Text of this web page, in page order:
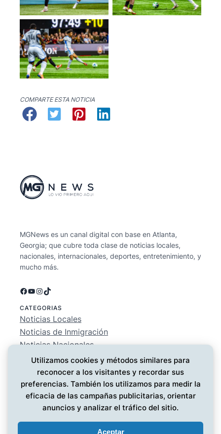
No Caption
COMPARTE ESTA NOTICIA
MGNews es un canal digital con base en Atlanta,
Georgia; que cubre toda clase de noticias locales,
nacionales, internacionales, deportes, entretenimiento, y
mucho más.
Facebook
YouTube
Instagram
TikTok
CATEGORIAS
Noticias Locales
Noticias de Inmigración
Noticias Nacionales
Deportes
Entretenimiento
EMPRESA
Conócenos
Política de Privacidad
Utilizamos cookies y métodos similares para
reconocer a los visitantes y recordar sus
preferencias. También los utilizamos para medir la
eficacia de las campañas publicitarias, orientar
anuncios y analizar el tráfico del sitio.
Aceptar